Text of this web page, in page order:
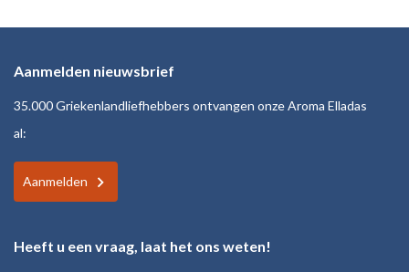
Aanmelden nieuwsbrief
35.000 Griekenlandliefhebbers ontvangen onze Aroma Elladas
al:
Aanmelden
Heeft u een vraag, laat het ons weten!